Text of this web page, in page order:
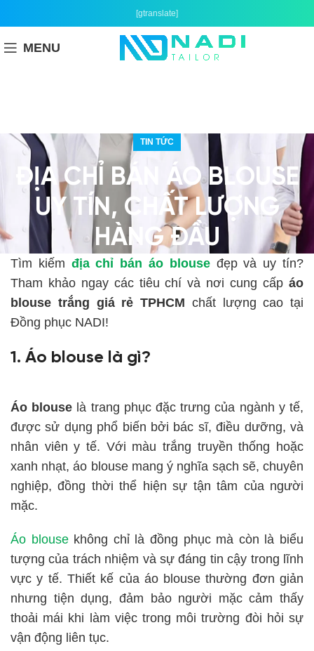
[gtranslate]
MENU
TIN TỨC
ĐỊA CHỈ BÁN ÁO BLOUSE
UY TÍN, CHẤT LƯỢNG
HÀNG ĐẦU
Tìm kiếm địa chỉ bán áo blouseđẹp và uy tín?
Tham khảo ngay các tiêu chí và nơi cung cấp áo
blouse trắng giá rẻ TPHCM chất lượng cao tại
Đồng phục NADI!
1. Áo blouse là gì?
Áo blouse là trang phục đặc trưng của ngành y tế,
được sử dụng phổ biến bởi bác sĩ, điều dưỡng, và
nhân viên y tế. Với màu trắng truyền thống hoặc
xanh nhạt, áo blouse mang ý nghĩa sạch sẽ, chuyên
nghiệp, đồng thời thể hiện sự tận tâm của người
mặc.
Áo blousekhông chỉ là đồng phục mà còn là biểu
tượng của trách nhiệm và sự đáng tin cậy trong lĩnh
vực y tế. Thiết kế của áo blouse thường đơn giản
nhưng tiện dụng, đảm bảo người mặc cảm thấy
thoải mái khi làm việc trong môi trường đòi hỏi sự
vận động liên tục.